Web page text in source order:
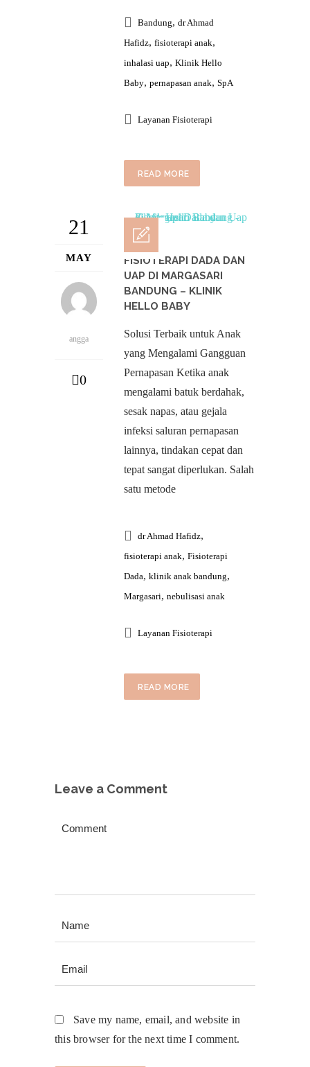
Bandung, dr Ahmad
Hafidz, fisioterapi anak,
inhalasi uap, Klinik Hello
Baby, pernapasan anak, SpA
Layanan Fisioterapi
READ MORE
21
MAY
angga
0
FISIOTERAPI DADA DAN
UAP DI MARGASARI
BANDUNG – KLINIK
HELLO BABY
Solusi Terbaik untuk Anak
yang Mengalami Gangguan
Pernapasan Ketika anak
mengalami batuk berdahak,
sesak napas, atau gejala
infeksi saluran pernapasan
lainnya, tindakan cepat dan
tepat sangat diperlukan. Salah
satu metode
dr Ahmad Hafidz,
fisioterapi anak, Fisioterapi
Dada, klinik anak bandung,
Margasari, nebulisasi anak
Layanan Fisioterapi
READ MORE
Leave a Comment
Save my name, email, and website in
this browser for the next time I comment.